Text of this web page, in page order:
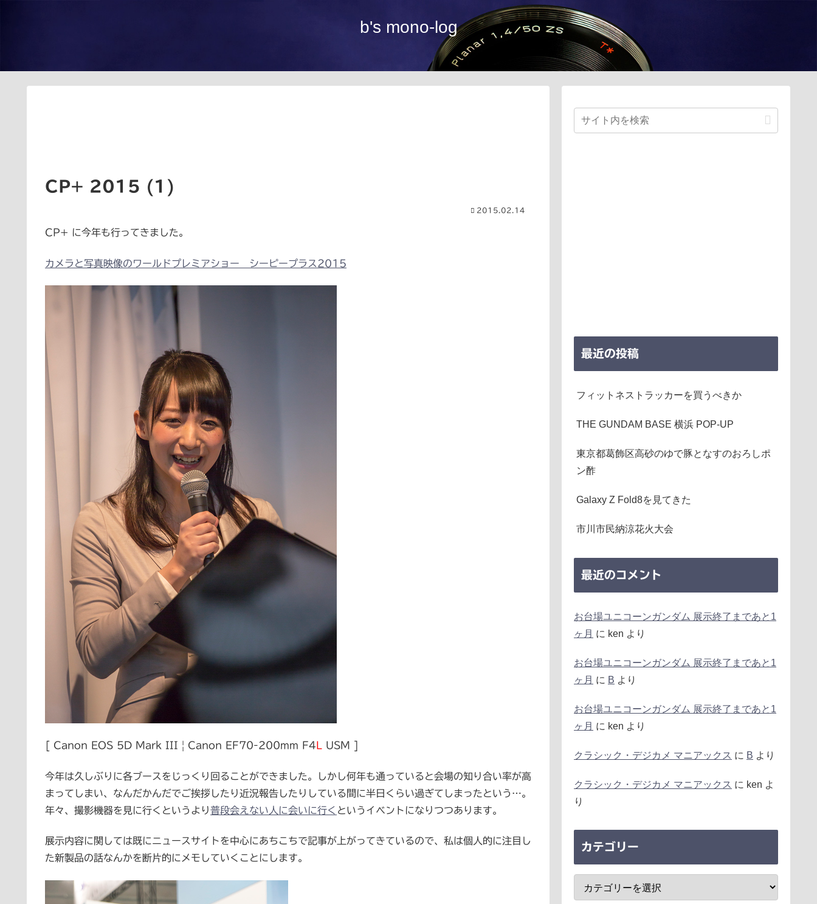
b's mono-log
CP+ 2015 (1)
2015.02.14
CP+ に今年も行ってきました。
カメラと写真映像のワールドプレミアショー シーピープラス2015
[ Canon EOS 5D Mark III | Canon EF70-200mm F4 USM ]
今年は久しぶりに各ブースをじっくり回ることができました。しかし何年も通っていると会場の知り合い率が高
まってしまい、なんだかんだでご挨拶したり近況報告したりしている間に半日くらい過ぎてしまったという…。
年々、撮影機器を見に行くというより普段会えない人に会いに行く というイベントになりつつあります。
展示内容に関しては既にニュースサイトを中心にあちこちで記事が上がってきているので、私は個人的に注目し
た新製品の話なんかを断片的にメモしていくことにします。
最近の投稿
フィットネストラッカーを買うべきか
THE GUNDAM BASE 横浜 POP-UP
東京都葛飾区高砂のゆで豚となすのおろしポ
ン酢
Galaxy Z Fold8を見てきた
市川市民納涼花火大会
最近のコメント
お台場ユニコーンガンダム 展示終了まであと1
ヶ月 に ken より
お台場ユニコーンガンダム 展示終了まであと1
ヶ月 に B より
お台場ユニコーンガンダム 展示終了まであと1
ヶ月 に ken より
クラシック・デジカメ マニアックス に B より
クラシック・デジカメ マニアックス に ken よ
り
カテゴリー